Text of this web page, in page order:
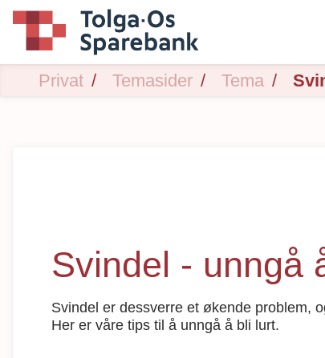
Privat Temasider Tema
Svindel - unngå
Svindel er dessverre et økende problem,
Her er våre tips til å unngå å bli lurt.